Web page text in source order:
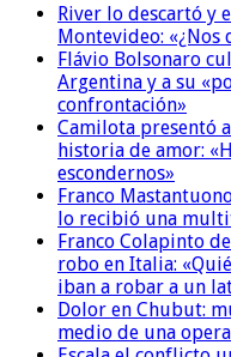
River lo descartó y
Montevideo: «¿Nos
Flávio Bolsonaro
Argentina y a su
confrontación»
Camilota presentó
historia de amor:
escondernos»
Franco
lo recibió una
Franco Colapinto
robo en Italia:
iban a robar a un
Dolor en Chubut:
medio de una